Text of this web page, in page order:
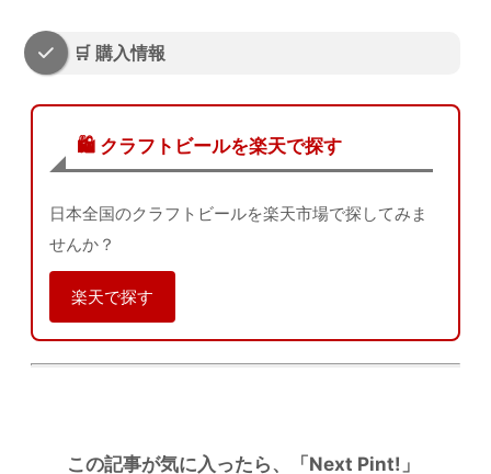
🛒 購入情報
🛍️ クラフトビールを楽天で探す
日本全国のクラフトビールを楽天市場で探してみま
せんか？
楽天で探す
この記事が気に入ったら、「Next Pint!」